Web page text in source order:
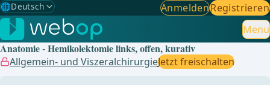
🌐Deutsch
Gewählte Sprache: Deutsch
🇩🇪 Deutsch ✓
🇬🇧English
AnmeldenRegistrieren
Menu
Anatomie - Hemikolektomie links, offen, kurativ
Allgemein- und ViszeralchirurgieJetzt freischalten